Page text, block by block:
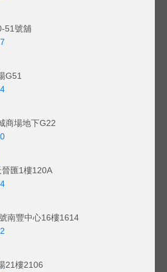
51號舖
G51
商場地下G22
匯1樓120A
南豐中心16樓1614
21樓2106